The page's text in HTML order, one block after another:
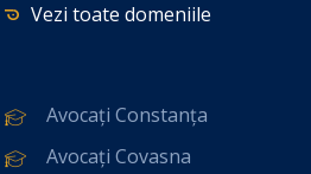
Vezi toate domeniile
Avocați Constanța
Avocați Covasna